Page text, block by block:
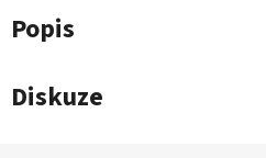
Popis
Diskuze